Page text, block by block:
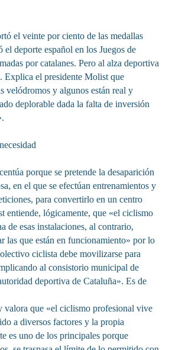
el veinte por ciento de las medallas
deporte español en los Juegos de
por catalanes. Pero al alza deportiva
Explica el presidente Molist que
velódromos y algunos están real y
deplorable dada la falta de inversión
porque se pretende la desaparición
en el que se efectúan entrenamientos y
para convertirlo en un centro
entiende, lógicamente, que «el ciclismo
de esas instalaciones, al contrario,
las que están en funcionamiento» por lo
ciclista debe movilizarse para
al consistorio municipal de
deportiva de Cataluña». Es de
valora que «el ciclismo profesional vive
a diversos factores y la propia
es uno de los principales porque